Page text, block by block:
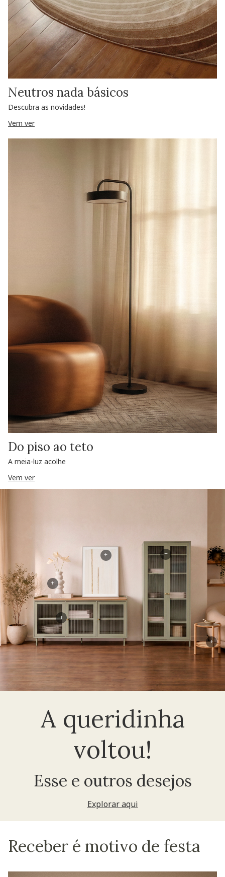
Neutros nada básicos
Descubra as novidades!
Vem ver
Do piso ao teto
A meia-luz acolhe
Vem ver
A queridinha
voltou!
Esse e outros desejos
Explorar aqui
+
+
+
+
+
Receber é motivo de festa